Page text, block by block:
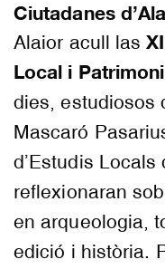
Ciutadanes
Alaior acull las
Local i
dies, estudiosos
Mascaró
d’Estudis Locals
reflexionaran
en arqueologia,
edició i història.